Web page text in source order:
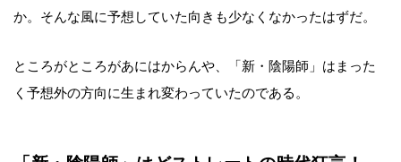
か。そんな風に予想していた向きも少なくなかったはずだ。
ところがところがあにはからんや、「新・陰陽師」はまった
く予想外の方向に生まれ変わっていたのである。